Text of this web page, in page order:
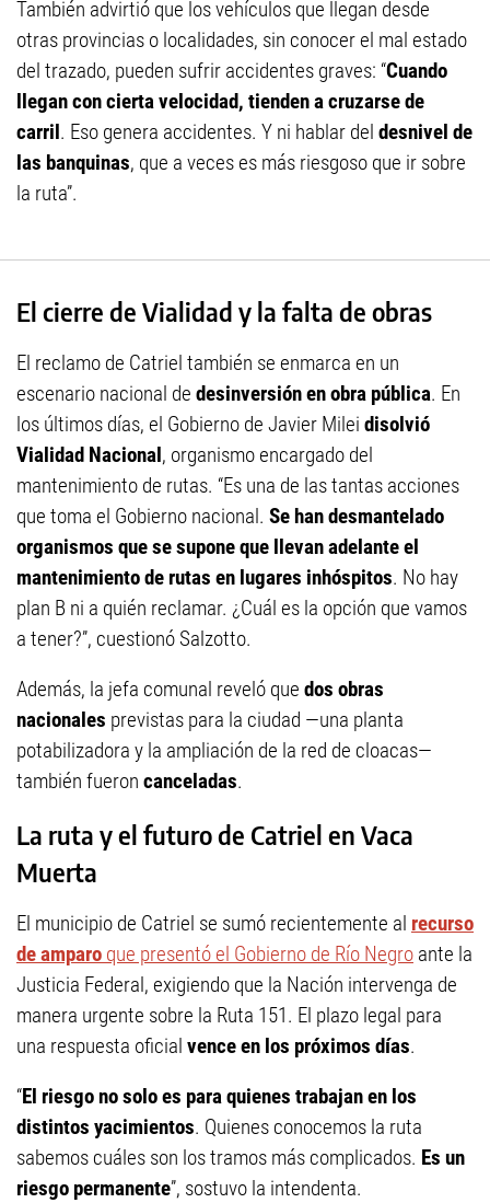
También advirtió que los vehículos que llegan desde
otras provincias o localidades, sin conocer el mal estado
del trazado, pueden sufrir accidentes graves: “Cuando
llegan con cierta velocidad, tienden a cruzarse de
carril. Eso genera accidentes. Y ni hablar del desnivel de
las banquinas, que a veces es más riesgoso que ir sobre
la ruta”.
El cierre de Vialidad y la falta de obras
El reclamo de Catriel también se enmarca en un
escenario nacional de desinversión en obra pública. En
los últimos días, el Gobierno de Javier Milei disolvió
Vialidad Nacional, organismo encargado del
mantenimiento de rutas. “Es una de las tantas acciones
que toma el Gobierno nacional. Se han desmantelado
organismos que se supone que llevan adelante el
mantenimiento de rutas en lugares inhóspitos. No hay
plan B ni a quién reclamar. ¿Cuál es la opción que vamos
a tener?”, cuestionó Salzotto.
Además, la jefa comunal reveló que dos obras
nacionales previstas para la ciudad —una planta
potabilizadora y la ampliación de la red de cloacas—
también fueron canceladas.
La ruta y el futuro de Catriel en Vaca
Muerta
El municipio de Catriel se sumó recientemente al recurso
de amparo que presentó el Gobierno de Río Negro ante la
Justicia Federal, exigiendo que la Nación intervenga de
manera urgente sobre la Ruta 151. El plazo legal para
una respuesta oficial vence en los próximos días.
“El riesgo no solo es para quienes trabajan en los
distintos yacimientos. Quienes conocemos la ruta
sabemos cuáles son los tramos más complicados. Es un
riesgo permanente”, sostuvo la intendenta.